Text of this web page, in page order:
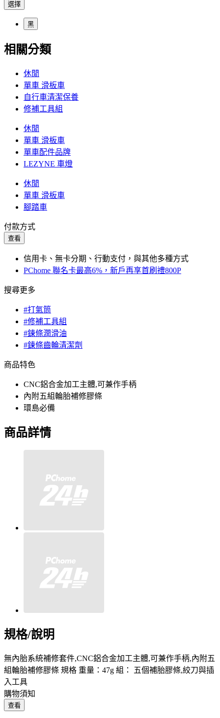
選擇
黑
相關分類
休閒
單車 滑板車
自行車清潔保養
修補工具組
休閒
單車 滑板車
單車配件品牌
LEZYNE 車燈
休閒
單車 滑板車
腳踏車
付款方式
查看
信用卡、無卡分期、行動支付，與其他多種方式
PChome 聯名卡最高6%，新戶再享首刷禮800P
搜尋更多
#打氣筒
#修補工具組
#鍊條潤滑油
#鍊條齒輪清潔劑
商品特色
CNC鋁合金加工主體,可兼作手柄
內附五組輪胎補修膠條
環島必備
商品詳情
規格/說明
無內胎系統補修套件,CNC鋁合金加工主體,可兼作手柄,內附五
組輪胎補修膠條 規格 重量：47g 組： 五個補胎膠條,絞刀與插
入工具
購物須知
查看